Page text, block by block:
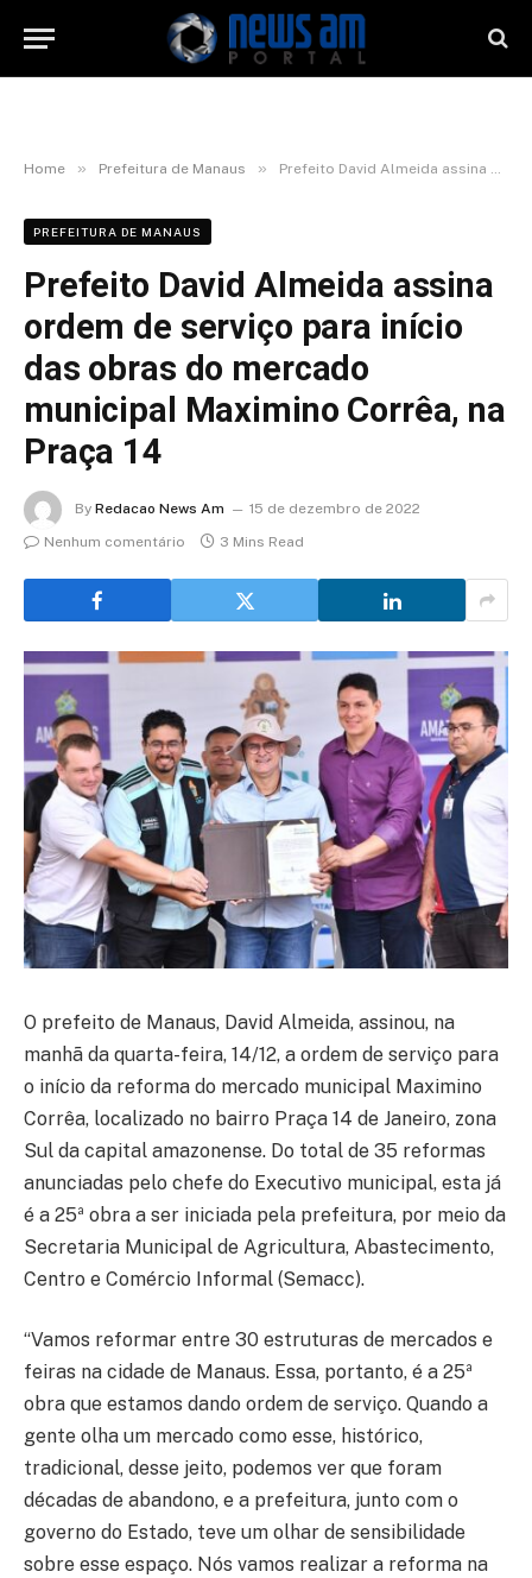
Home » Prefeitura de Manaus » Prefeito David Almeida assina ordem de serviço para início das obras do mercado municipal Maximino Corrêa, na Praça 14
PREFEITURA DE MANAUS
Prefeito David Almeida assina
ordem de serviço para início
das obras do mercado
municipal Maximino Corrêa, na
Praça 14
By Redacao News Am
15 de dezembro de 2022
Nenhum comentário
3 Mins Read
O prefeito de Manaus, David Almeida, assinou, na
manhã da quarta-feira, 14/12, a ordem de serviço para
o início da reforma do mercado municipal Maximino
Corrêa, localizado no bairro Praça 14 de Janeiro, zona
Sul da capital amazonense. Do total de 35 reformas
anunciadas pelo chefe do Executivo municipal, esta já
é a 25ª obra a ser iniciada pela prefeitura, por meio da
Secretaria Municipal de Agricultura, Abastecimento,
Centro e Comércio Informal (Semacc).
“Vamos reformar entre 30 estruturas de mercados e
feiras na cidade de Manaus. Essa, portanto, é a 25ª
obra que estamos dando ordem de serviço. Quando a
gente olha um mercado como esse, histórico,
tradicional, desse jeito, podemos ver que foram
décadas de abandono, e a prefeitura, junto com o
governo do Estado, teve um olhar de sensibilidade
sobre esse espaço. Nós vamos realizar a reforma na